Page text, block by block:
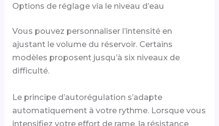
Options de réglage via le niveau d’eau
Vous pouvez personnaliser l’intensité en
ajustant le volume du réservoir. Certains
modèles proposent jusqu’à six niveaux de
difficulté.
Le principe d’autorégulation s’adapte
automatiquement à votre rythme. Lorsque vous
intensifiez votre effort de rame, la résistance